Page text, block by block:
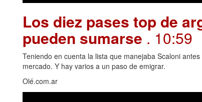
Los diez pases top de
pueden sumarse . 10:59
Teniendo en cuenta la lista que manejaba Scaloni
mercado. Y hay varios a un paso de emigrar.
Olé.com.ar